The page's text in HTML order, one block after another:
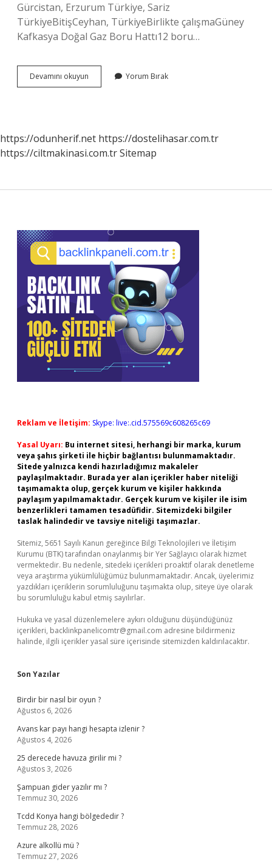
Gürcistan, Erzurum Türkiye, Sariz
TürkiyeBitişCeyhan, TürkiyeBirlikte çalışmaGüney
Kafkasya Doğal Gaz Boru Hattı12 boru…
Devamını okuyun Türkiyedeki
Ham
Yorum Bırak
https://odunherif.net https://dostelihasar.com.tr
https://ciltmakinasi.com.trSitemap
Sidebar
Reklam ve İletişim: Skype: live:.cid.575569c608265c69
Yasal Uyarı: Bu internet sitesi, herhangi bir marka, kurum
veya şahıs şirketi ile hiçbir bağlantısı bulunmamaktadır.
Sitede yalnızca kendi hazırladığımız makaleler
paylaşılmaktadır. Burada yer alan içerikler haber niteliği
taşımamakta olup, gerçek kurum ve kişiler hakkında
paylaşım yapılmamaktadır. Gerçek kurum ve kişiler ile isim
benzerlikleri tamamen tesadüfidir. Sitemizdeki bilgiler
taslak halindedir ve tavsiye niteliği taşımazlar.
Sitemiz, 5651 Sayılı Kanun gereğince Bilgi Teknolojileri ve İletişim
Kurumu (BTK) tarafından onaylanmış bir Yer Sağlayıcı olarak hizmet
vermektedir. Bu nedenle, sitedeki içerikleri proaktif olarak denetleme
veya araştırma yükümlülüğümüz bulunmamaktadır. Ancak, üyelerimiz
yazdıkları içeriklerin sorumluluğunu taşımakta olup, siteye üye olarak
bu sorumluluğu kabul etmiş sayılırlar.
Hukuka ve yasal düzenlemelere aykırı olduğunu düşündüğünüz
içerikleri, backlinkpanelicomtr@gmail.com adresine bildirmeniz
halinde, ilgili içerikler yasal süre içerisinde sitemizden kaldırılacaktır.
Son Yazılar
Birdir bir nasıl bir oyun ?
Ağustos 6, 2026
Avans kar payı hangi hesapta izlenir ?
Ağustos 4, 2026
25 derecede havuza girilir mi ?
Ağustos 3, 2026
Şampuan gider yazılır mı ?
Temmuz 30, 2026
Tcdd Konya hangi bölgededir ?
Temmuz 28, 2026
Azure alkollü mü ?
Temmuz 27, 2026